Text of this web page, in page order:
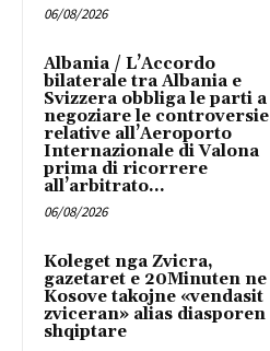
06/08/2026
Albania / L’Accordo
bilaterale tra Albania e
Svizzera obbliga le parti a
negoziare le controversie
relative all’Aeroporto
Internazionale di Valona
prima di ricorrere
all’arbitrato...
06/08/2026
Koleget nga Zvicra,
gazetaret e 20Minuten ne
Kosove takojne «vendasit
zviceran» alias diasporen
shqiptare